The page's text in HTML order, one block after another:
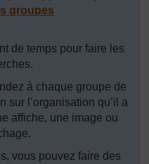
groupes
de temps pour faire les
à chaque groupe de
sur l’organisation qu’il a
affiche, une image ou
vous pouvez faire des